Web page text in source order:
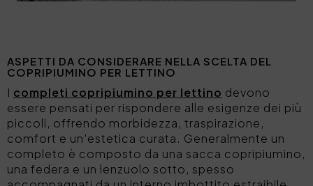
ASPETTI DA CONSIDERARE NELLA SCELTA DEL
COPRIPIUMINO PER LETTINO
I completi copripiumino per lettino devono
essere pensati per rispondere alle esigenze dei più
piccoli, offrendo morbidezza, traspirazione,
comfort e un'estetica curata. Generalmente un
completo è composto da una sacca copripiumino,
una federa e un lenzuolo sotto, spesso